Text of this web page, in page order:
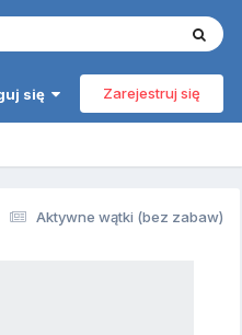
się Zarejestruj się
Aktywne wątki (bez zabaw)